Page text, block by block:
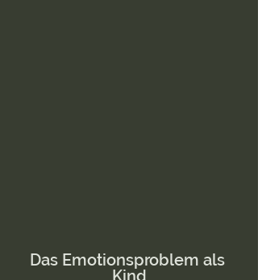
Das Emotionsproblem als
Kind